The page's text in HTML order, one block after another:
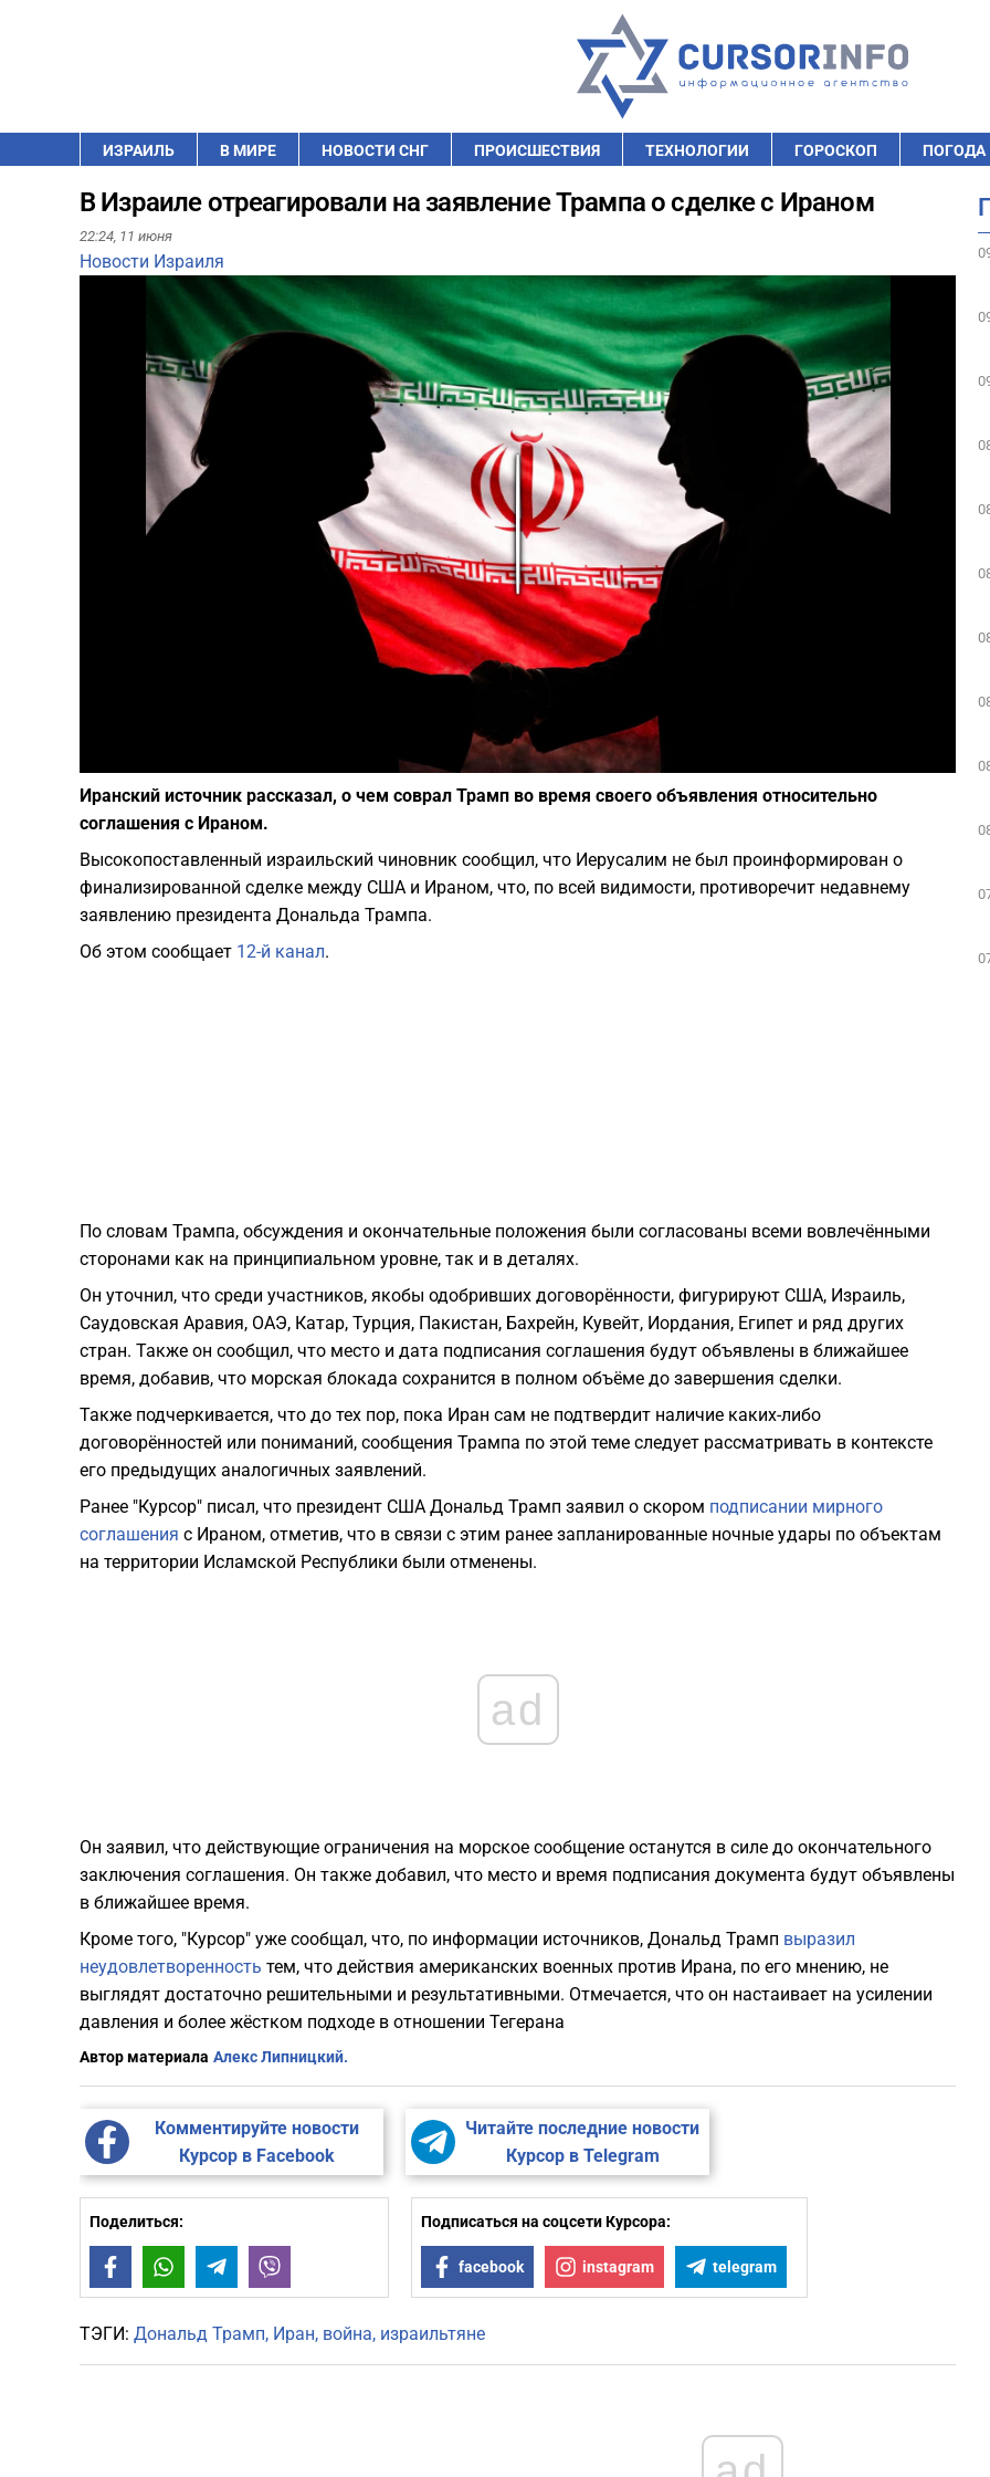
ИЗРАИЛЬ В МИРЕ НОВОСТИ СНГ ПРОИСШЕСТВИЯ ТЕХНОЛОГИИ ГОРОСКОП ПОГОДА
В Израиле отреагировали на заявление Трампа о сделке с Ираном
22:24, 11 июня
Новости Израиля
Play
Иранский источник рассказал, о чем соврал Трамп во время своего объявления относительно
соглашения с Ираном.
Высокопоставленный израильский чиновник сообщил, что Иерусалим не был проинформирован о
финализированной сделке между США и Ираном, что, по всей видимости, противоречит недавнему
заявлению президента Дональда Трампа.
Об этом сообщает 12-й канал.
По словам Трампа, обсуждения и окончательные положения были согласованы всеми вовлечёнными
сторонами как на принципиальном уровне, так и в деталях.
Он уточнил, что среди участников, якобы одобривших договорённости, фигурируют США, Израиль,
Саудовская Аравия, ОАЭ, Катар, Турция, Пакистан, Бахрейн, Кувейт, Иордания, Египет и ряд других
стран. Также он сообщил, что место и дата подписания соглашения будут объявлены в ближайшее
время, добавив, что морская блокада сохранится в полном объёме до завершения сделки.
Также подчеркивается, что до тех пор, пока Иран сам не подтвердит наличие каких-либо
договорённостей или пониманий, сообщения Трампа по этой теме следует рассматривать в контексте
его предыдущих аналогичных заявлений.
Ранее "Курсор" писал, что президент США Дональд Трамп заявил о скором подписании мирного
соглашения с Ираном, отметив, что в связи с этим ранее запланированные ночные удары по объектам
на территории Исламской Республики были отменены.
ad
Он заявил, что действующие ограничения на морское сообщение останутся в силе до окончательного
заключения соглашения. Он также добавил, что место и время подписания документа будут объявлены
в ближайшее время.
Кроме того, "Курсор" уже сообщал, что, по информации источников, Дональд Трамп выразил
неудовлетворенность тем, что действия американских военных против Ирана, по его мнению, не
выглядят достаточно решительными и результативными. Отмечается, что он настаивает на усилении
давления и более жёстком подходе в отношении Тегерана
Автор материала Алекс Липницкий.
Комментируйте новости
Курсор в Facebook
Читайте последние новости
Курсор в Telegram
Поделиться:
FacebookWhatsAppTelegram
Подписаться на соцсети Курсора:
facebook instagram telegram
ТЭГИ: Дональд Трамп Иран война израильтяне